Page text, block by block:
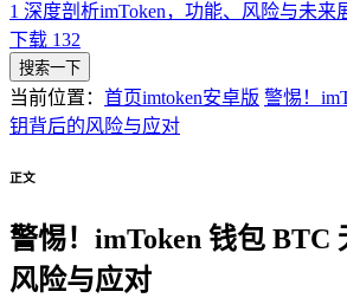
1 深度剖析imToken，功能、风险与未来
下载 132
搜索一下
当前位置： 首页imtoken安卓版 警惕！
钥背后的风险与应对
正文
警惕！imToken 钱包 BTC
风险与应对